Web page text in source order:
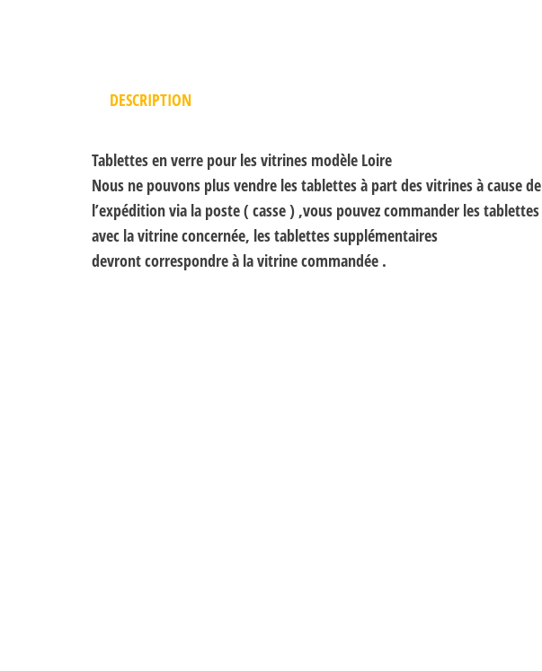
DESCRIPTION
Tablettes en verre pour les vitrines modèle Loire
Nous ne pouvons plus vendre les tablettes à part des vitrines à cause de
l’expédition via la poste ( casse ) ,vous pouvez commander les tablettes
avec la vitrine concernée, les tablettes supplémentaires
devront correspondre à la vitrine commandée .